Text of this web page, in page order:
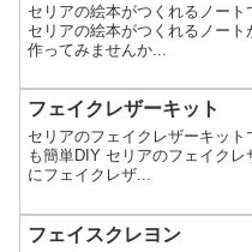
セリアの絵本がつくれるノー
セリアの絵本がつくれるノー
作ってみませんか...
フェイクレザーキット
セリアのフェイクレザーキッ
も簡単DIY セリアのフェイク
にフェイクレザ...
フェイスクレヨン